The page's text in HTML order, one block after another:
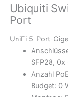
Ubiquiti
Port
UniFi 5-Port-
SFP28, 0x
Anzahl
Budget: 0